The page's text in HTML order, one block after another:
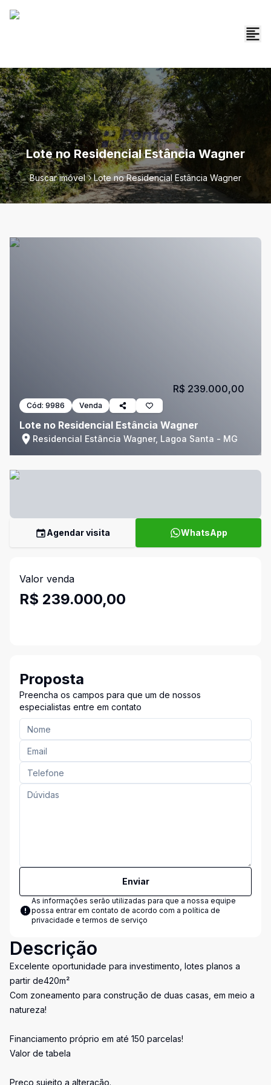
Lote no Residencial Estância Wagner
Buscar imóvel Lote no Residencial Estância Wagner
Cód: 9986 Venda
Lote no Residencial Estância Wagner
Residencial Estância Wagner, Lagoa Santa - MG
R$ 239.000,00
Agendar visita WhatsApp
Valor venda
R$ 239.000,00
Proposta
Preencha os campos para que um de nossos
especialistas entre em contato
Enviar
As informações serão utilizadas para que a nossa equipe
possa entrar em contato de acordo com a política de
privacidade e termos de serviço
Descrição
Excelente oportunidade para investimento, lotes planos a
partir de420m²
Com zoneamento para construção de duas casas, em meio a
natureza!
Financiamento próprio em até 150 parcelas!
Valor de tabela
Preço sujeito a alteração.